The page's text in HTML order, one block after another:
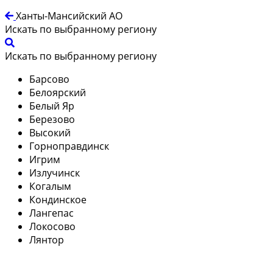
Ханты-Мансийский АО
Искать по выбранному региону
Искать по выбранному региону
Барсово
Белоярский
Белый Яр
Березово
Высокий
Горноправдинск
Игрим
Излучинск
Когалым
Кондинское
Лангепас
Локосово
Лянтор